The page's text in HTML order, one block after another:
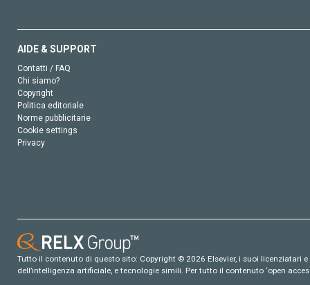
AIDE & SUPPORT
Contatti / FAQ
Chi siamo?
Copyright
Politica editoriale
Norme pubblicitarie
Cookie settings
Privacy
Tutto il contenuto di questo sito: Copyright © 2026 Elsevier, i suoi
dell’intelligenza artificiale, e tecnologie simili. Per tutto il contenuto ‘open